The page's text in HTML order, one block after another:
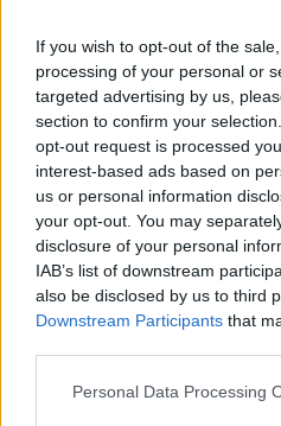
If you wish to opt-out of the
processing of your personal or
targeted advertising by us,
section to confirm your
opt-out request is processed
interest-based ads based on
us or personal information
your opt-out. You may
disclosure of your personal
IAB’s list of downstream
also be disclosed by us to third
Downstream Participants that
Personal Data Processing